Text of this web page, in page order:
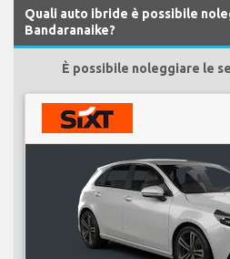
Quali auto ibride è possibile
Bandaranaike?
È possibile noleggiare le